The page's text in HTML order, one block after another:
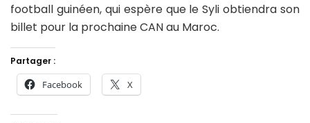
football guinéen, qui espère que le Syli obtiendra son
billet pour la prochaine CAN au Maroc.
Partager :
Facebook X